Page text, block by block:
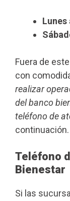
Lunes
Fuera de
con
realizar
del banco
teléfono de
continuación.
Teléfono
Bienestar
Si las